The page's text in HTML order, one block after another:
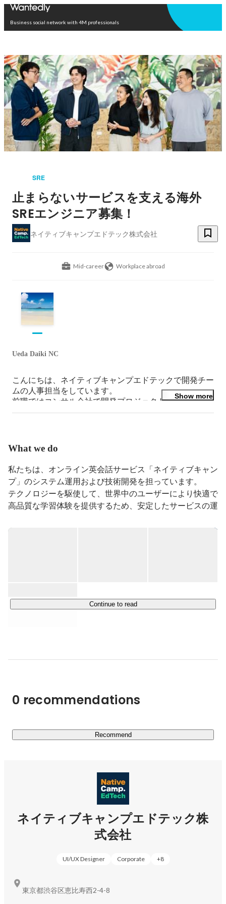
Business social network with 4M professionals
SRE
止まらないサービスを支える海外
SREエンジニア募集！
ネイティブキャンプエドテック株式会社
Mid-career Workplace abroad
Ueda Daiki NC
こんにちは、ネイティブキャンプエドテックで開発チー
ムの人事担当をしています。
前職ではコンサル会社で開発プロジェクトに関わり、そ
の後、英語力を伸ばしたくてフィリピンへ飛び込みまし
ださい！
Show more
What we do
私たちは、オンライン英会話サービス「ネイティブキャン
プ」のシステム運用および技術開発を担っています。
テクノロジーを駆使して、世界中のユーザーにより快適で
高品質な学習体験を提供するため、安定したサービスの運
おいてサービスを展開するなど、その規模は急速に拡大し
Continue to read
0 recommendations
Recommend
ネイティブキャンプエドテック株
式会社
UI/UX Designer Corporate +8
東京都渋谷区恵比寿西2-4-8